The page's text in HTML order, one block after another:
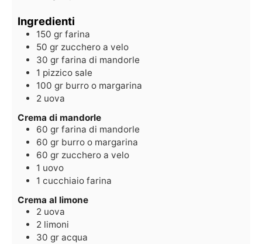
Ingredienti
150 gr farina
50 gr zucchero a velo
30 gr farina di mandorle
1 pizzico sale
100 gr burro o margarina
2 uova
Crema di mandorle
60 gr farina di mandorle
60 gr burro o margarina
60 gr zucchero a velo
1 uovo
1 cucchiaio farina
Crema al limone
2 uova
2 limoni
30 gr acqua